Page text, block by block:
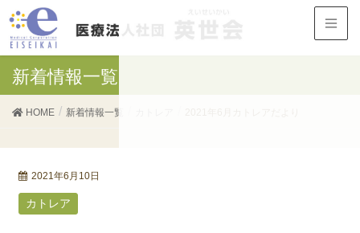
新着情報一覧
HOME 新着情報一覧
2021年6月10日
カトレア